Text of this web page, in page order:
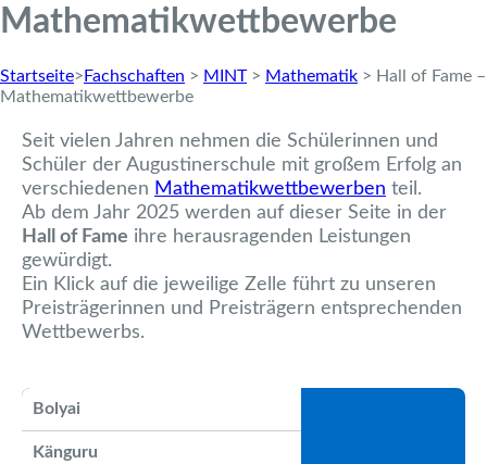
Mathematikwettbewerbe
Startseite> Fachschaften > MINT > Mathematik > Hall of Fame –
Mathematikwettbewerbe
Seit vielen Jahren nehmen die Schülerinnen und
Schüler der Augustinerschule mit großem Erfolg an
verschiedenen Mathematikwettbewerben teil.
Ab dem Jahr 2025 werden auf dieser Seite in der
Hall of Fame ihre herausragenden Leistungen
gewürdigt.
Ein Klick auf die jeweilige Zelle führt zu unseren
Preisträgerinnen und Preisträgern entsprechenden
Wettbewerbs.
Bolyai
Känguru